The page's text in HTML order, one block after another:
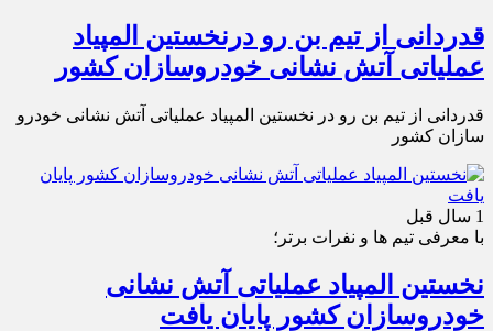
قدردانی از تیم بن رو درنخستین المپیاد
عملیاتی آتش نشانی خودروسازان کشور
قدردانی از تیم بن رو در نخستین المپیاد عملیاتی آتش نشانی خودرو
سازان کشور
1 سال قبل
با معرفی تیم ها و نفرات برتر؛
​​​​​​نخستین المپیاد عملیاتی آتش نشانی
خودروسازان کشور پایان یافت